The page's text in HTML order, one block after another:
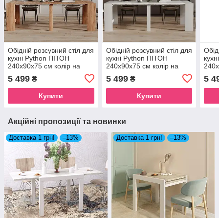
Обідній розсувний стіл для
кухні Python ПІТОН
240х90х75 см колір на
5 499 ₴
Купити
Обідній розсувний стіл для
кухні Python ПІТОН
240х90х75 см колір на
5 499₴
Купити
5
Акційні пропозиції та новинки
Доставка 1 грн! –13% Доставка 1 грн! –13%